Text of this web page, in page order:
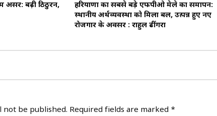
में असर: बढ़ी ठिठुरन,
हरियाणा का सबसे बड़े एफपीओ मेले का समापन:
स्थानीय अर्थव्यवस्था को मिला बल, उत्पन्न हुए नए
रोजगार के अवसर : राहुल ढींगरा
not be published. Required fields are marked *